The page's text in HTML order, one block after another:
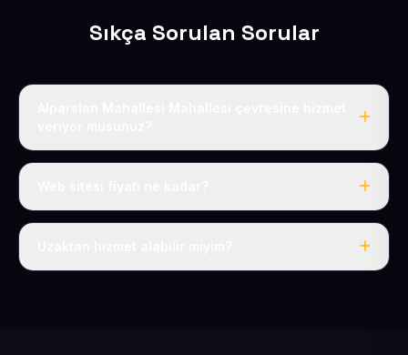
Sıkça Sorulan Sorular
Evet, Alparslan Mahallesi dahil tüm Felahiye ve Felahiye
Tek fiyat: yılda 50 USD + KDV, her şey dahil.